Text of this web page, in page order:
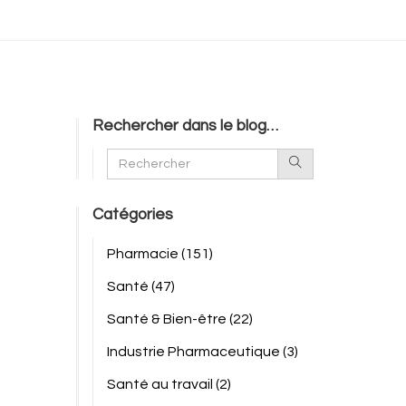
Rechercher dans le blog…
Catégories
Pharmacie (151)
Santé (47)
Santé & Bien-être (22)
Industrie Pharmaceutique (3)
Santé au travail (2)